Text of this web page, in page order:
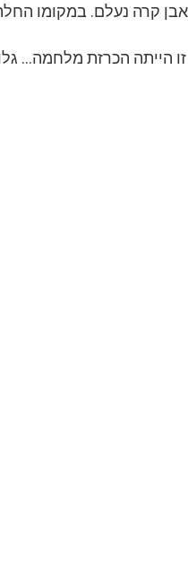
קרה נעלם. במקומו
זו הייתה הכרזת מלחמה…